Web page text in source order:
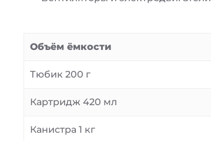
Объём ёмкости
Тюбик 200 г
Картридж 420 мл
Канистра 1 кг